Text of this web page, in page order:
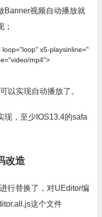
Banner视频自动播放就
loop="loop" x5-
mp4">
以实现自动播放了。
现，至少IOS13.4的safa
改造
行替换了，对UEditor编
这个文件